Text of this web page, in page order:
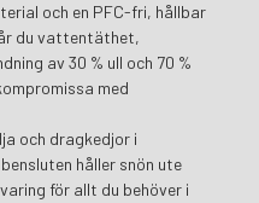
och en PFC-fri, hållbar
du vattentäthet,
av 30 % ull och 70 %
med
och dragkedjor i
håller snön ute
för allt du behöver i